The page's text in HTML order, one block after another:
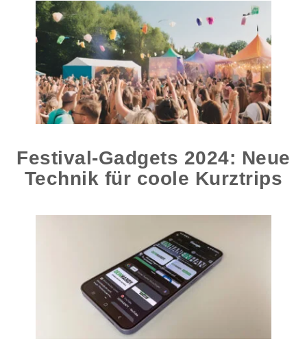
Festival-Gadgets 2024: Neue
Technik für coole Kurztrips